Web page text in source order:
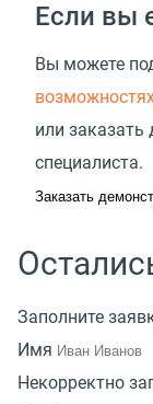
Если вы
Вы можете
или
специалиста.
Заказать
Заполните
Имя
Некорректно